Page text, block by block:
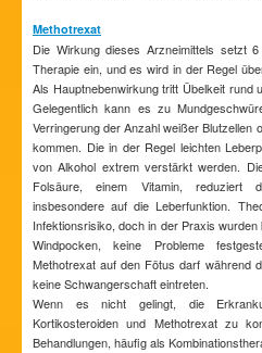
Methotrexat
Die Wirkung dieses Arzneimittels setzt
Therapie ein, und es wird in der Regel
Als Hauptnebenwirkung tritt Übelkeit rund
Gelegentlich kann es zu
Verringerung der Anzahl weißer Blutzellen
kommen. Die in der Regel leichten
von Alkohol extrem verstärkt werden.
Folsäure, einem Vitamin, reduziert
insbesondere auf die Leberfunktion.
Infektionsrisiko, doch in der Praxis
Windpocken, keine Probleme
Methotrexat auf den Fötus darf während
keine Schwangerschaft eintreten.
Wenn es nicht gelingt, die
Kortikosteroiden und Methotrexat zu
Behandlungen, häufig als